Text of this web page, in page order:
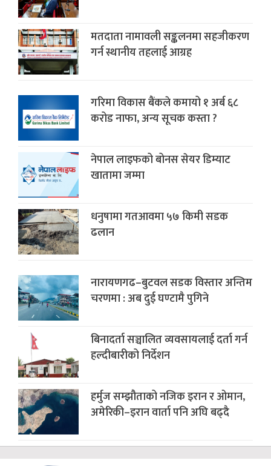
मतदाता नामावली सङ्कलनमा सहजीकरण
गर्न स्थानीय तहलाई आग्रह
गरिमा विकास बैंकले कमायो १ अर्ब ६८
करोड नाफा, अन्य सूचक कस्ता ?
नेपाल लाइफको बोनस सेयर डिम्याट
खातामा जम्मा
धनुषामा गतआवमा ५७ किमी सडक
ढलान
नारायणगढ–बुटवल सडक विस्तार अन्तिम
चरणमा : अब दुई घण्टामै पुगिने
बिनादर्ता सञ्चालित व्यवसायलाई दर्ता गर्न
हल्दीबारीको निर्देशन
हर्मुज सम्झौताको नजिक इरान र ओमान,
अमेरिकी–इरान वार्ता पनि अघि बढ्दै